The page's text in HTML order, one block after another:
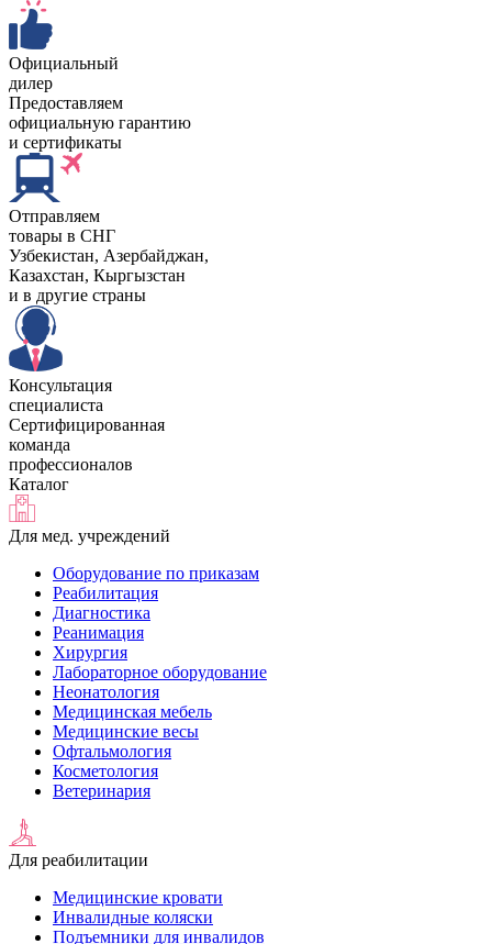
Официальный
дилер
Предоставляем
официальную гарантию
и сертификаты
Отправляем
товары в СНГ
Узбекистан, Aзербайджан,
Казахстан, Кыргызстан
и в другие страны
Консультация
специалиста
Сертифицированная
команда
профессионалов
Каталог
Для мед. учреждений
Оборудование по приказам
Реабилитация
Диагностика
Реанимация
Хирургия
Лабораторное оборудование
Неонатология
Медицинская мебель
Медицинские весы
Офтальмология
Косметология
Ветеринария
Для реабилитации
Медицинские кровати
Инвалидные коляски
Подъемники для инвалидов